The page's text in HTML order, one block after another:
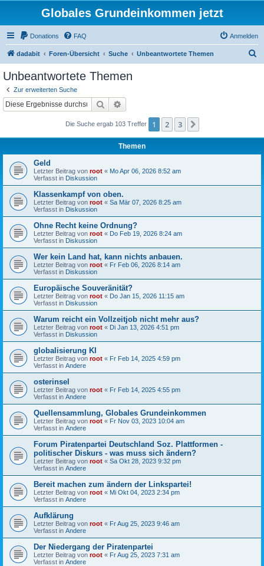
Globales Grundeinkommen jetzt
Donations FAQ Anmelden
dadabit Foren-Übersicht Suche Unbeantwortete Themen
Unbeantwortete Themen
Zur erweiterten Suche
Suche
Die Suche ergab 103 Treffer 1 2 3
Themen
Geld
Letzter Beitrag von root « Mo Apr 06, 2026 8:52 am
Verfasst in Diskussion
Klassenkampf von oben.
Letzter Beitrag von root « Sa Mär 07, 2026 8:25 am
Verfasst in Diskussion
Ohne Recht keine Ordnung?
Letzter Beitrag von root « Do Feb 19, 2026 8:24 am
Verfasst in Diskussion
Wer kein Land hat, kann nichts anbauen.
Letzter Beitrag von root « Fr Feb 06, 2026 8:14 am
Verfasst in Diskussion
Europäische Souveränität?
Letzter Beitrag von root « Do Jan 15, 2026 11:15 am
Verfasst in Diskussion
Warum reicht ein Vollzeitjob nicht mehr aus?
Letzter Beitrag von root « Di Jan 13, 2026 4:51 pm
Verfasst in Diskussion
globalisierung KI
Letzter Beitrag von root « Fr Feb 14, 2025 4:59 pm
Verfasst in Andere
osterinsel
Letzter Beitrag von root « Fr Feb 14, 2025 4:55 pm
Verfasst in Andere
Quellensammlung, Globales Grundeinkommen
Letzter Beitrag von root « Fr Nov 03, 2023 10:04 am
Verfasst in Andere
Forum Piratenpartei Deutschland Soz. Plattformen -
politischer Diskurs - was muss sich ändern?
Letzter Beitrag von root « Sa Okt 28, 2023 9:32 pm
Verfasst in Andere
Bereit machen zum ändern der Linkspartei!
Letzter Beitrag von root « Mi Okt 04, 2023 2:34 pm
Verfasst in Andere
Aufklärung
Letzter Beitrag von root « Fr Aug 25, 2023 9:46 am
Verfasst in Andere
Der Niedergang der Piratenpartei
Letzter Beitrag von root « Fr Aug 25, 2023 7:31 am
Verfasst in Andere